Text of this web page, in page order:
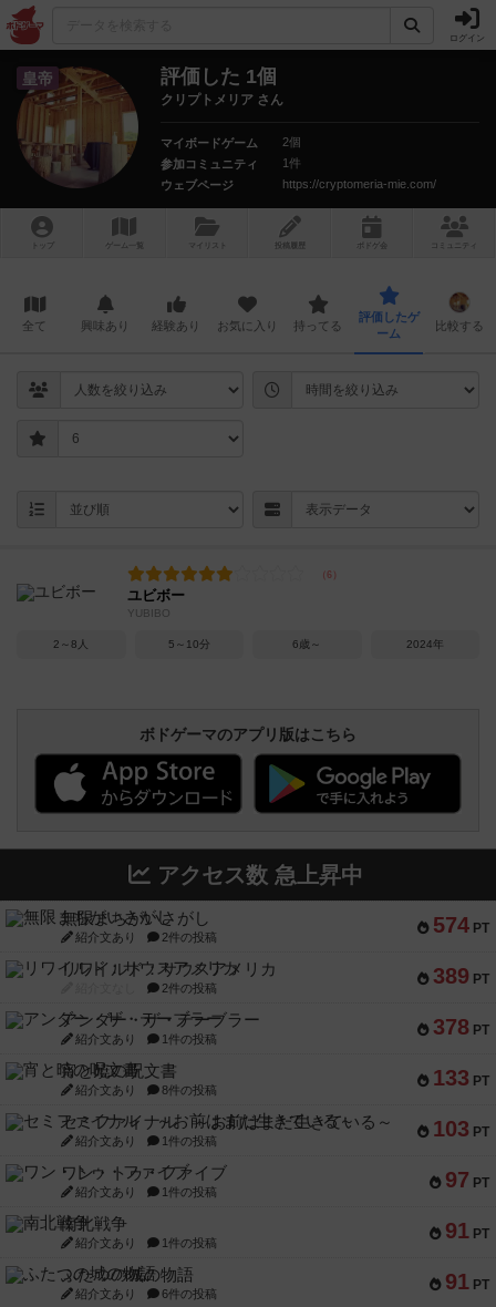
ログイン
皇帝 評価した 1個
クリプトメリア さん
マイボードゲーム
2個
参加コミュニティ
1件
ウェブページ
https://cryptomeria-mie.com/
トップ ゲーム一覧 マイリスト 投稿履歴 ボ ドゲ コミュニティ
全て 興味あり 経験あり お気に入り 持ってる
評価したゲ
ーム
比較する
ユビボー
YUBIBO
2～8人 5～10分 6歳～ 2024年
ボドゲーマのアプリ版はこちら
アクセス数 急上昇中
574 PT
無限まちがいさがし
紹介文あり 2件の投稿
389 PT
リワイルド：サウスアメリカ
2件の投稿
378 PT
アンダー・ザ・テーブラー
紹介文あり 1件の投稿
133 PT
宵と暁の呪文書
紹介文あり 8件の投稿
103 PT
セミファイナル ～お前はまだ生きている～
紹介文あり 1件の投稿
97 PT
ワン・トゥ・ファイブ
紹介文あり 1件の投稿
91 PT
南北戦争
紹介文あり 1件の投稿
91 PT
ふたつの城の物語
紹介文あり 6件の投稿